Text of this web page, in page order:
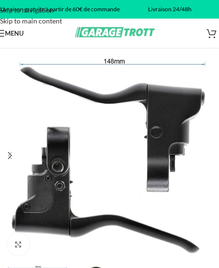
Skip to navigation
Skip to main content
Livraison gratuite à partir de 60€ de commande Livraison 24/48h
MENU